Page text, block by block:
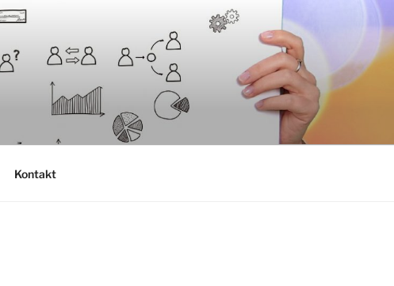
Kontakt